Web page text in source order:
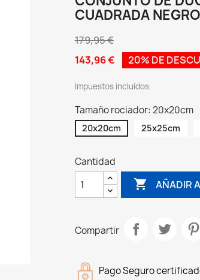
CUADRADA
179,95 €
143,96 €
20% DE
Impuestos incluidos
Tamaño rociador: 20x20cm
20x20cm 25x25cm
Cantidad
 AÑADIR
Compartir
Pago Seguro